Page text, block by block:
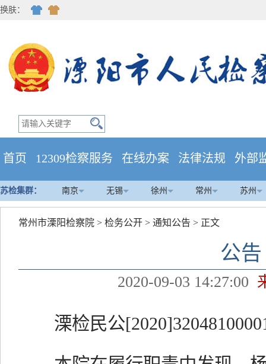
换肤：
首页 12309检察服务 在线办案 法律法规 外部
苏检集群： 南京 无锡 徐州 常州 苏州
常州市溧阳检察院 > 检务公开 > 通知公告 > 正文
公告
2020-09-03 14:27:00
溧检民公